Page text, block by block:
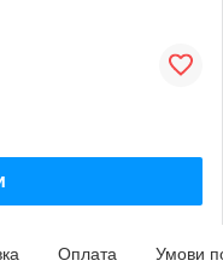
Оплата Умови